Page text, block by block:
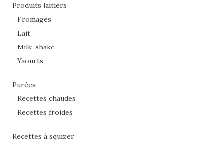
Produits laitiers
Fromages
Lait
Milk-shake
Yaourts
Purées
Recettes chaudes
Recettes froides
Recettes à squizer